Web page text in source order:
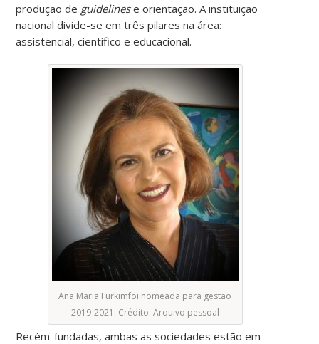
produção de guidelinese orientação. A instituição
nacional divide-se em três pilares na área:
assistencial, científico e educacional.
Ana Maria Furkimfoi nomeada para gestão
2019-2021. Crédito: Arquivo pessoal
Recém-fundadas, ambas as sociedades estão em